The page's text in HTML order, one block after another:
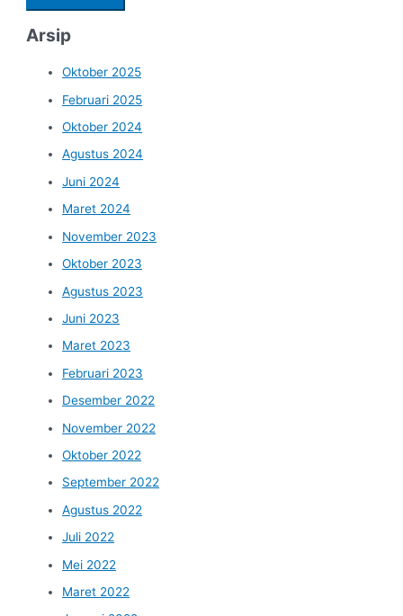
Arsip
Oktober 2025
Februari 2025
Oktober 2024
Agustus 2024
Juni 2024
Maret 2024
November 2023
Oktober 2023
Agustus 2023
Juni 2023
Maret 2023
Februari 2023
Desember 2022
November 2022
Oktober 2022
September 2022
Agustus 2022
Juli 2022
Mei 2022
Maret 2022